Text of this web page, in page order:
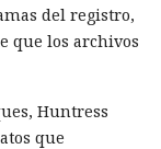
del registro,
que los archivos
Huntress
que